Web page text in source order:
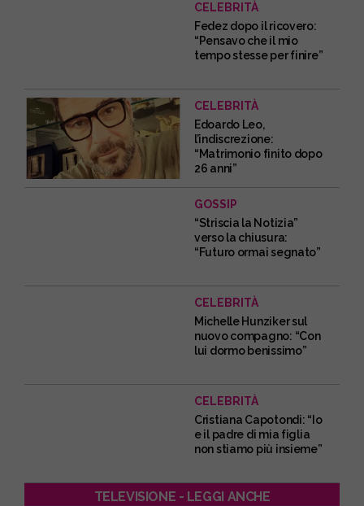
CELEBRITÀ
Fedez dopo il ricovero:
“Pensavo che il mio
tempo stesse per finire”
CELEBRITÀ
Edoardo Leo,
l’indiscrezione:
“Matrimonio finito dopo
26 anni”
GOSSIP
“Striscia la Notizia”
verso la chiusura:
“Futuro ormai segnato”
CELEBRITÀ
Michelle Hunziker sul
nuovo compagno: “Con
lui dormo benissimo”
CELEBRITÀ
Cristiana Capotondi: “Io
e il padre di mia figlia
non stiamo più insieme”
TELEVISIONE - LEGGI ANCHE